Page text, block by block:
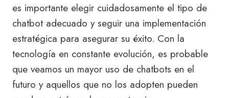
es importante elegir cuidadosamente el tipo de
chatbot adecuado y seguir una implementación
estratégica para asegurar su éxito. Con la
tecnología en constante evolución, es probable
que veamos un mayor uso de chatbots en el
futuro y aquellos que no los adopten pueden